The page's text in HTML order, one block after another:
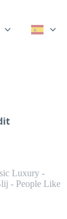
Luxury -
- People Like